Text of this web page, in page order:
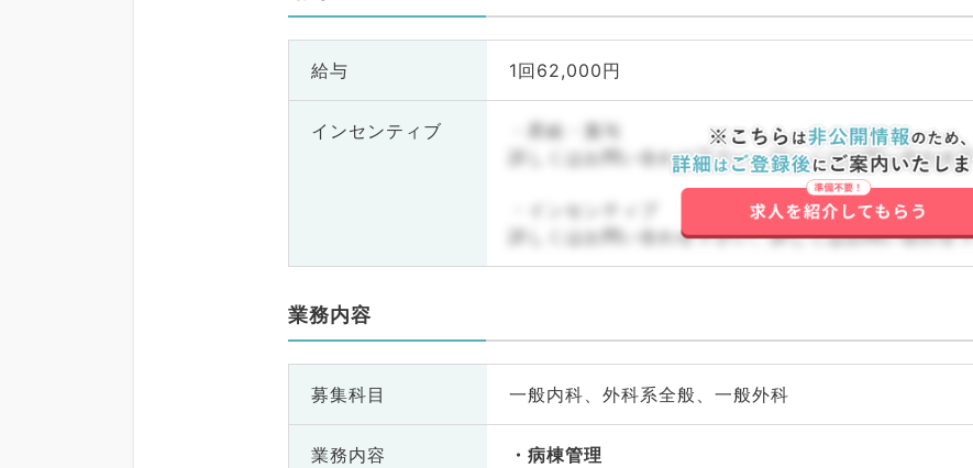
給与 1回62,000円
インセンティブ
・昇給・賞与
詳しくはお問い合わせ下さい。詳しくはお問い合わせ下
・インセンティブ
詳しくはお問い合わせ下さい。詳しくはお問い合わせ下
業務内容
募集科目 一般内科、外科系全般、一般外科
業務内容
病棟管理